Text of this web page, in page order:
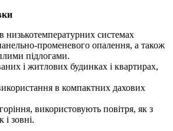
низькотемпературних системах
променевого опалення, а також
підлогами.
і житлових будинках і квартирах,
в компактних дахових
використовують повітря, як з
зовні.